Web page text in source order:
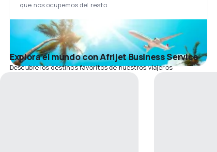
que nos ocupemos del resto.
Explora el mundo con Afrijet Business Service
Descubre los destinos favoritos de nuestros viajeros